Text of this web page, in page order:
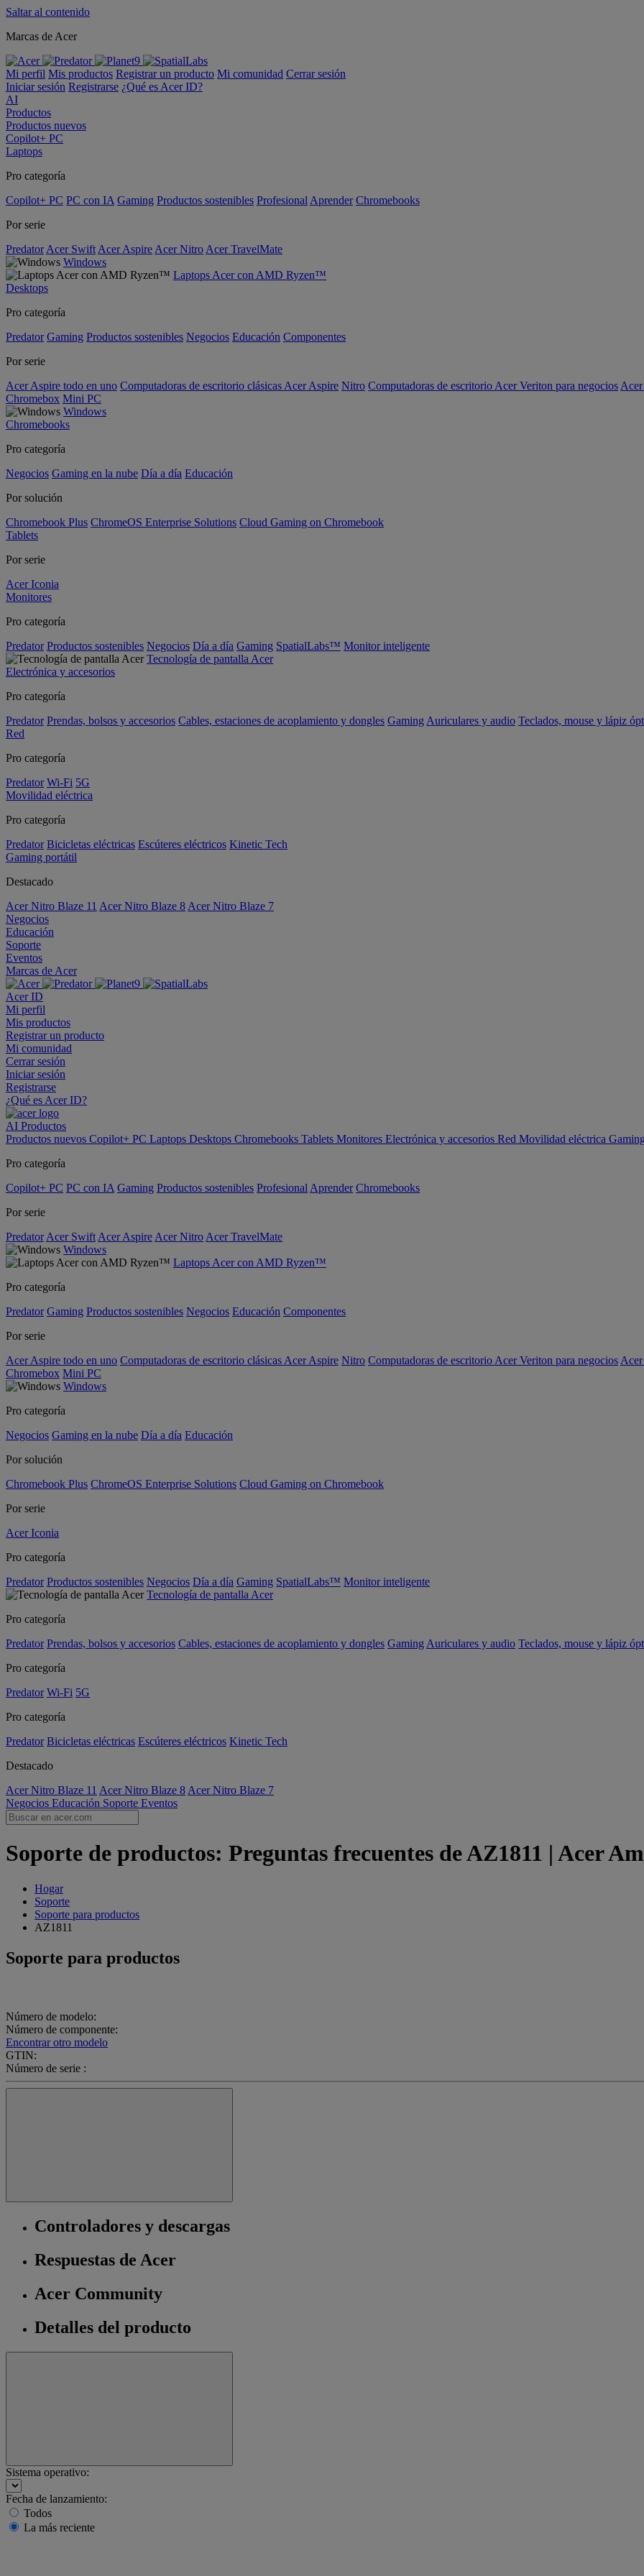
Saltar al contenido
Marcas de Acer
Mi perfil Mis productos Registrar un producto Mi comunidad Cerrar sesión
Iniciar sesión Registrarse ¿Qué es Acer ID?
AI
Productos
Productos nuevos
Copilot+ PC
Laptops
Pro categoría
Copilot+ PC PC con IA Gaming Productos sostenibles Profesional Aprender Chromebooks
Por serie
Predator Acer Swift Acer Aspire Acer Nitro Acer TravelMate
Windows
Laptops Acer con AMD Ryzen™
Desktops
Pro categoría
Predator Gaming Productos sostenibles Negocios Educación Componentes
Por serie
Acer Aspire todo en uno Computadoras de escritorio clásicas Acer Aspire Nitro Computadoras de escritorio Acer Veriton para negocios
Chromebox Mini PC
Windows
Chromebooks
Pro categoría
Negocios Gaming en la nube Día a día Educación
Por solución
Chromebook Plus ChromeOS Enterprise Solutions Cloud Gaming on Chromebook
Tablets
Por serie
Acer Iconia
Monitores
Pro categoría
Predator Productos sostenibles Negocios Día a día Gaming SpatialLabs™ Monitor inteligente
Tecnología de pantalla Acer
Electrónica y accesorios
Pro categoría
Predator Prendas, bolsos y accesorios Cables, estaciones de acoplamiento y dongles Gaming Auriculares y audio Teclados, mouse y lápiz
Red
Pro categoría
Predator Wi-Fi 5G
Movilidad eléctrica
Pro categoría
Predator Bicicletas eléctricas Escúteres eléctricos Kinetic Tech
Gaming portátil
Destacado
Acer Nitro Blaze 11 Acer Nitro Blaze 8 Acer Nitro Blaze 7
Negocios
Educación
Soporte
Eventos
Marcas de Acer
Acer ID
Mi perfil
Mis productos
Registrar un producto
Mi comunidad
Cerrar sesión
Iniciar sesión
Registrarse
¿Qué es Acer ID?
AI Productos
Productos nuevos Copilot+ PC Laptops Desktops Chromebooks Tablets Monitores Electrónica y accesorios Red Movilidad eléctrica
Pro categoría
Copilot+ PC PC con IA Gaming Productos sostenibles Profesional Aprender Chromebooks
Por serie
Predator Acer Swift Acer Aspire Acer Nitro Acer TravelMate
Windows
Laptops Acer con AMD Ryzen™
Pro categoría
Predator Gaming Productos sostenibles Negocios Educación Componentes
Por serie
Acer Aspire todo en uno Computadoras de escritorio clásicas Acer Aspire Nitro Computadoras de escritorio Acer Veriton para negocios
Chromebox Mini PC
Windows
Pro categoría
Negocios Gaming en la nube Día a día Educación
Por solución
Chromebook Plus ChromeOS Enterprise Solutions Cloud Gaming on Chromebook
Por serie
Acer Iconia
Pro categoría
Predator Productos sostenibles Negocios Día a día Gaming SpatialLabs™ Monitor inteligente
Tecnología de pantalla Acer
Pro categoría
Predator Prendas, bolsos y accesorios Cables, estaciones de acoplamiento y dongles Gaming Auriculares y audio Teclados, mouse y lápiz
Pro categoría
Predator Wi-Fi 5G
Pro categoría
Predator Bicicletas eléctricas Escúteres eléctricos Kinetic Tech
Destacado
Acer Nitro Blaze 11 Acer Nitro Blaze 8 Acer Nitro Blaze 7
Negocios Educación Soporte Eventos
Soporte de productos: Preguntas frecuentes de AZ1811 | Acer
Hogar
Soporte
Soporte para productos
AZ1811
Soporte para productos
Número de modelo:
Número de componente:
Encontrar otro modelo
GTIN:
Número de serie :
Controladores y descargas
Respuestas de Acer
Acer Community
Detalles del producto
Sistema operativo:
Fecha de lanzamiento:
Todos
La más reciente